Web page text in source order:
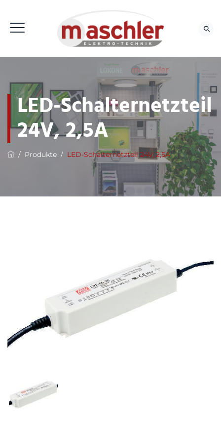
LED-Schalternetzteil
24V, 2,5A
/ Produkte / LED-Schalternetzteil 24V, 2,5A